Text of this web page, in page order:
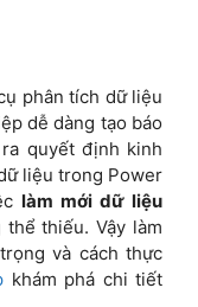
phân tích dữ liệu
dễ dàng tạo báo
quyết định kinh
liệu trong Power
làm mới dữ liệu
thiếu. Vậy làm
và cách thực
khám phá chi tiết